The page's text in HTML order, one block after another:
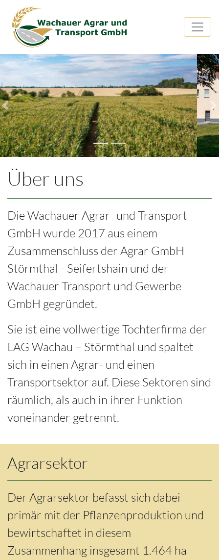
Previous
Über uns
Die Wachauer Agrar- und Transport
GmbH wurde 2017 aus einem
Zusammenschluss der Agrar GmbH
Störmthal - Seifertshain und der
Wachauer Transport und Gewerbe
GmbH gegründet.
Sie ist eine vollwertige Tochterfirma der
LAG Wachau – Störmthal und spaltet
sich in einen Agrar- und einen
Transportsektor auf. Diese Sektoren sind
räumlich, als auch in ihrer Funktion
voneinander getrennt.
Agrarsektor
Der Agrarsektor befasst sich dabei
primär mit der Pflanzenproduktion und
bewirtschaftet in diesem
Zusammenhang insgesamt 1.464 ha